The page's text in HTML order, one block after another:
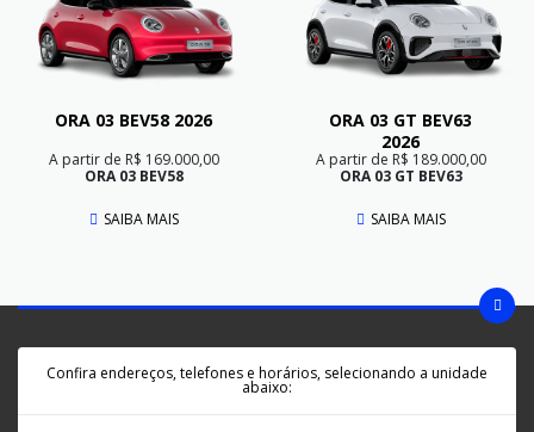
ORA 03 BEV58 2026
A partir de R$ 169.000,00
ORA 03 BEV58
SAIBA MAIS
ORA 03 GT BEV63
2026
A partir de R$ 189.000,00
ORA 03 GT BEV63
SAIBA MAIS
Confira endereços, telefones e horários, selecionando a unidade
abaixo: